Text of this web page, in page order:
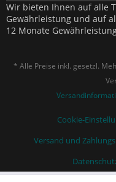
Wir bieten Ihnen auf alle
Gewährleistung und auf
12 Monate
* Alle Preise inkl. gesetzl.
Cookie-
Versand und